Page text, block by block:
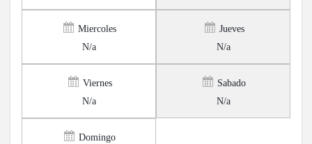
Miercoles
N/a
Jueves
N/a
Viernes
N/a
Sabado
N/a
Domingo